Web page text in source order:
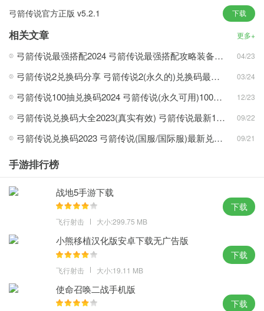
中爬行，面对无情的怪物和障碍。
2、多种多样的弓箭选择，通过关卡胜利赢取的金币来购买解锁新的
弓箭；
3、还有多个技能可以释放，每一个技能都有特殊的能力，关键时刻
能够救命。
更加强大。
弓箭传说游戏点评
1、游戏采用了非常清新的Q版卡通风格的画面，操作难度不高，很
2、挑战数百个关卡地图，数十个怪物和许多强大的boss
3、每次随机技能提升，数百种技能组合永远不会停止;
4、游戏的世界里面我们的玩家可以尽情的感受到游戏的乐趣。
5、在这款游戏里面有非常华丽的场景设计，恢弘大气的游戏打法。
弓箭传说官方正版 v5.2.1 下载
相关文章 更多+
弓箭传说最强搭配2024 弓箭传说最强搭配攻略装备搭配推荐 04/23
弓箭传说2兑换码分享 弓箭传说2(永久的)兑换码最新合集 03/24
弓箭传说100抽兑换码2024 弓箭传说(永久可用)100抽兑换码最新分享 12/23
弓箭传说兑换码大全2023(真实有效) 弓箭传说最新14个永久礼包码分享 09/22
弓箭传说兑换码2023 弓箭传说(国服/国际服)最新兑换码通用大全 09/21
手游排行榜
战地5手游下载
飞行射击 大小:299.75 MB
下载
小熊移植汉化版安卓下载无广告版
飞行射击 大小:19.11 MB
下载
使命召唤二战手机版
下载